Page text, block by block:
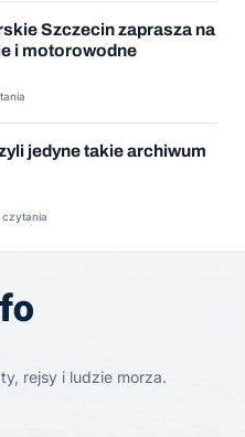
Szczecin zaprasza na
i motorowodne
jedyne takie archiwum
czytania
rejsy i ludzie morza.